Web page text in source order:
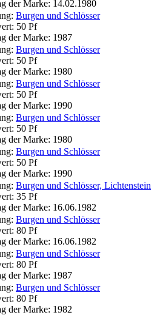
der Marke: 14.02.1980
Burgen und Schlösser
50 Pf
der Marke: 1987
Burgen und Schlösser
50 Pf
der Marke: 1980
Burgen und Schlösser
50 Pf
der Marke: 1990
Burgen und Schlösser
50 Pf
der Marke: 1980
Burgen und Schlösser
50 Pf
der Marke: 1990
Burgen und Schlösser, Lichtenstein
35 Pf
der Marke: 16.06.1982
Burgen und Schlösser
80 Pf
der Marke: 16.06.1982
Burgen und Schlösser
80 Pf
der Marke: 1987
Burgen und Schlösser
80 Pf
der Marke: 1982